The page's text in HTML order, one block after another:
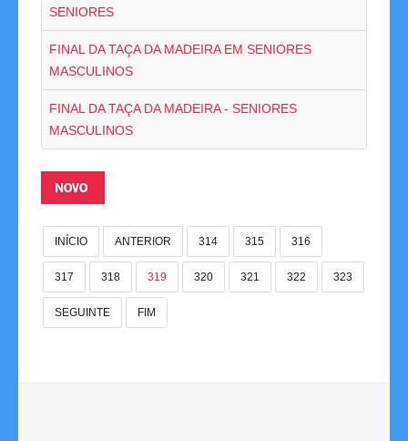
Taça de Portugal
Rankings
Clubes Filiados
Links
Contactos
Disciplina
SENIORES
FINAL DA TAÇA DA MADEIRA EM SENIORES
MASCULINOS
FINAL DA TAÇA DA MADEIRA - SENIORES
MASCULINOS
NOVO
INÍCIO ANTERIOR 314 315 316
317 318 319 320 321 322 323
SEGUINTE FIM